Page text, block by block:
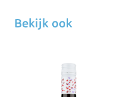
Bekijk ook